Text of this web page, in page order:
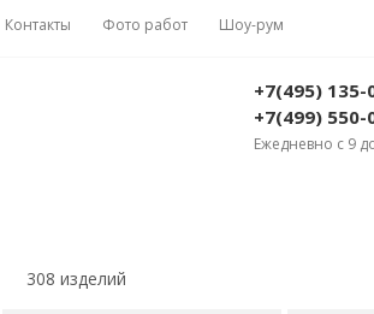
Контакты Фото работ Шоу-рум
+7(495) 135-
+7(499) 550-
Ежедневно с 9
308 изделий